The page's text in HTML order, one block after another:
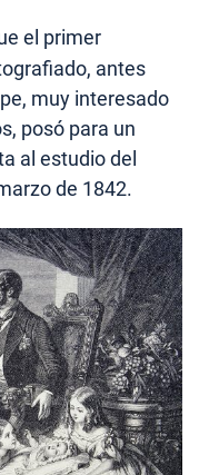
el primer
antes
muy interesado
posó para un
al estudio del
de 1842.